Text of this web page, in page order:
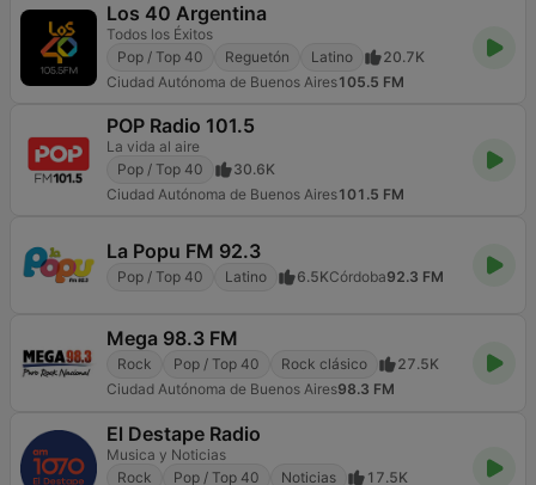
Los 40 Argentina
Todos los Éxitos
Pop / Top 40
Reguetón Latino
20.7K
Ciudad Autónoma de Buenos Aires105.5 FM
POP Radio 101.5
La vida al aire
Pop / Top 40
30.6K
Ciudad Autónoma de Buenos Aires101.5 FM
La Popu FM 92.3
Pop / Top 40 Latino 6.5KCórdoba92.3 FM
Mega 98.3 FM
Rock Pop / Top 40 Rock clásico
27.5K
Ciudad Autónoma de Buenos Aires98.3 FM
El Destape Radio
Musica y Noticias
Rock
Pop / Top 40 Noticias
17.5K